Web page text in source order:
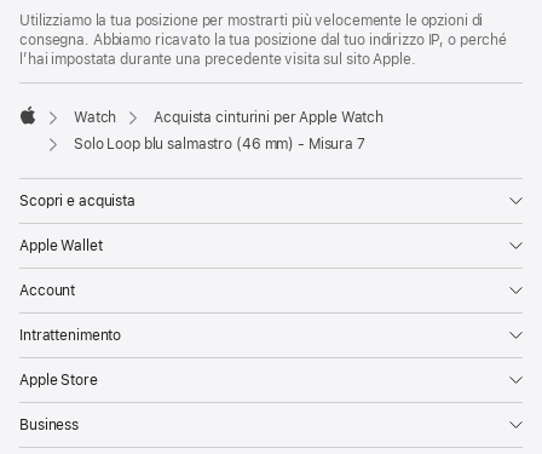
Utilizziamo la tua posizione per mostrarti più velocemente le opzioni di
consegna. Abbiamo ricavato la tua posizione dal tuo indirizzo IP, o perché
l’hai impostata durante una precedente visita sul sito Apple.
Apple
Watch
Acquista cinturini per Apple Watch
Solo Loop blu salmastro (46 mm) - Misura 7
Scopri e acquista
Apple Wallet
Account
Intrattenimento
Apple Store
Business